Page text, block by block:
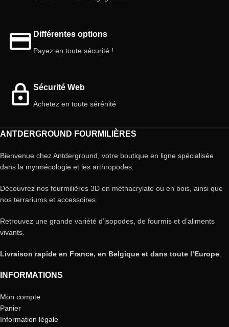
Différentes options
Payez en toute sécurité !
Sécurité Web
Achetez en toute sérénité
ANTDERGROUND FOURMILIÈRES
Bienvenue chez Antderground, votre boutique en ligne spécialisée
dans la myrmécologie et les arthropodes.
Découvrez nos fourmilières 3D en méthacrylate ou en bois, ainsi que
nos terrariums et accessoires.
Retrouvez une grande variété d’isopodes, de fourmis et d’aliments
vivants.
Livraison rapide en France, en Belgique et dans toute l’Europe.
INFORMATIONS
Mon compte
Panier
Information légale